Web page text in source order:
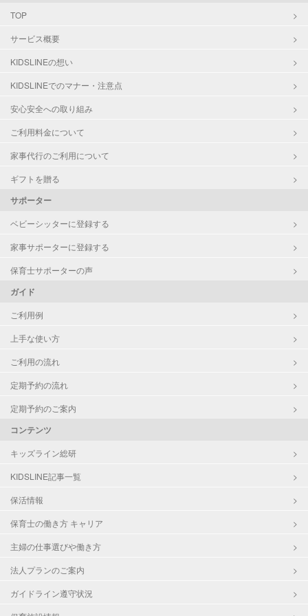
TOP
サービス概要
KIDSLINEの想い
KIDSLINEでのマナー・注意点
安心安全への取り組み
ご利用料金について
家事代行のご利用について
ギフトを贈る
サポーター
ベビーシッターに登録する
家事サポーターに登録する
保育士サポーターの声
ガイド
ご利用例
上手な使い方
ご利用の流れ
定期予約の流れ
定期予約のご案内
コンテンツ
キッズライン総研
KIDSLINE記事一覧
保活情報
保育士の働き方 キャリア
主婦の仕事選びや働き方
法人プランのご案内
ガイドライン遵守状況